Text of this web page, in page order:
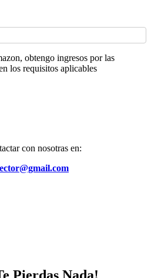
obtengo ingresos por las
los requisitos aplicables
con nosotras en: